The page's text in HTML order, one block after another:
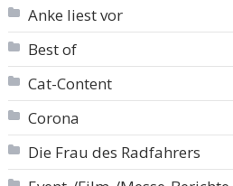
Anke liest vor
Best of
Cat-Content
Corona
Die Frau des Radfahrers